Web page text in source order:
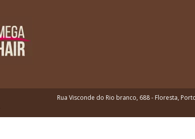
Rua Visconde do Rio branco, 688 - Floresta,